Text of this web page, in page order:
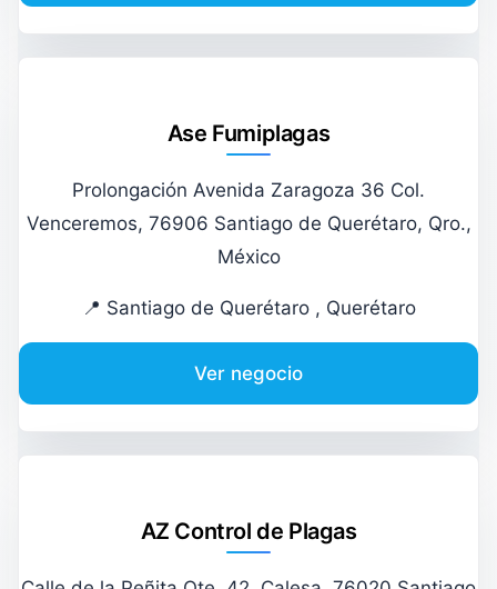
Ase Fumiplagas
Prolongación Avenida Zaragoza 36 Col.
Venceremos, 76906 Santiago de Querétaro, Qro.,
México
📍 Santiago de Querétaro , Querétaro
Ver negocio
AZ Control de Plagas